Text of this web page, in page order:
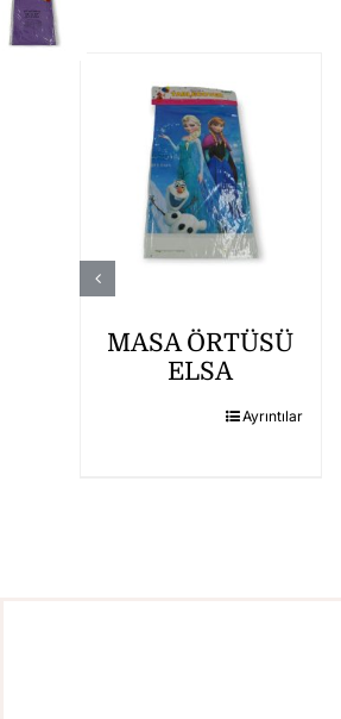
MASA ÖRTÜSÜ
ELSA
Ayrıntılar